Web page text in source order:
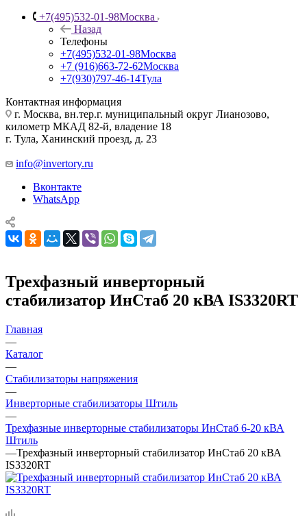
+7(495)532-01-98Москва
Назад
Телефоны
+7(495)532-01-98Москва
+7 (916)663-72-62Москва
+7(930)797-46-14Тула
Контактная информация
г. Москва, вн.тер.г. муниципальный округ Лианозово,
километр МКАД 82-й, владение 18
г. Тула, Ханинский проезд, д. 23
info@invertory.ru
Вконтакте
WhatsApp
Трехфазный инверторный
стабилизатор ИнСтаб 20 кВА IS3320RT
Главная
—
Каталог
—
Стабилизаторы напряжения
—
Инверторные стабилизаторы Штиль
—
Трехфазные инверторные стабилизаторы ИнСтаб 6-20 кВА
Штиль
—Трехфазный инверторный стабилизатор ИнСтаб 20 кВА
IS3320RT